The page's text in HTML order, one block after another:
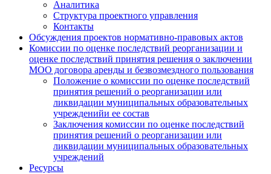
Аналитика
Структура проектного управления
Контакты
Обсуждения проектов нормативно-правовых актов
Комиссии по оценке последствий реорганизации и
оценке последствий принятия решения о заключении
МОО договора аренды и безвозмездного пользования
Положение о комиссии по оценке последствий
принятия решений о реорганизации или
ликвидации муниципальных образовательных
учрежденийи ее состав
Заключения комиссии по оценке последствий
принятия решений о реорганизации или
ликвидации муниципальных образовательных
учреждений
Ресурсы